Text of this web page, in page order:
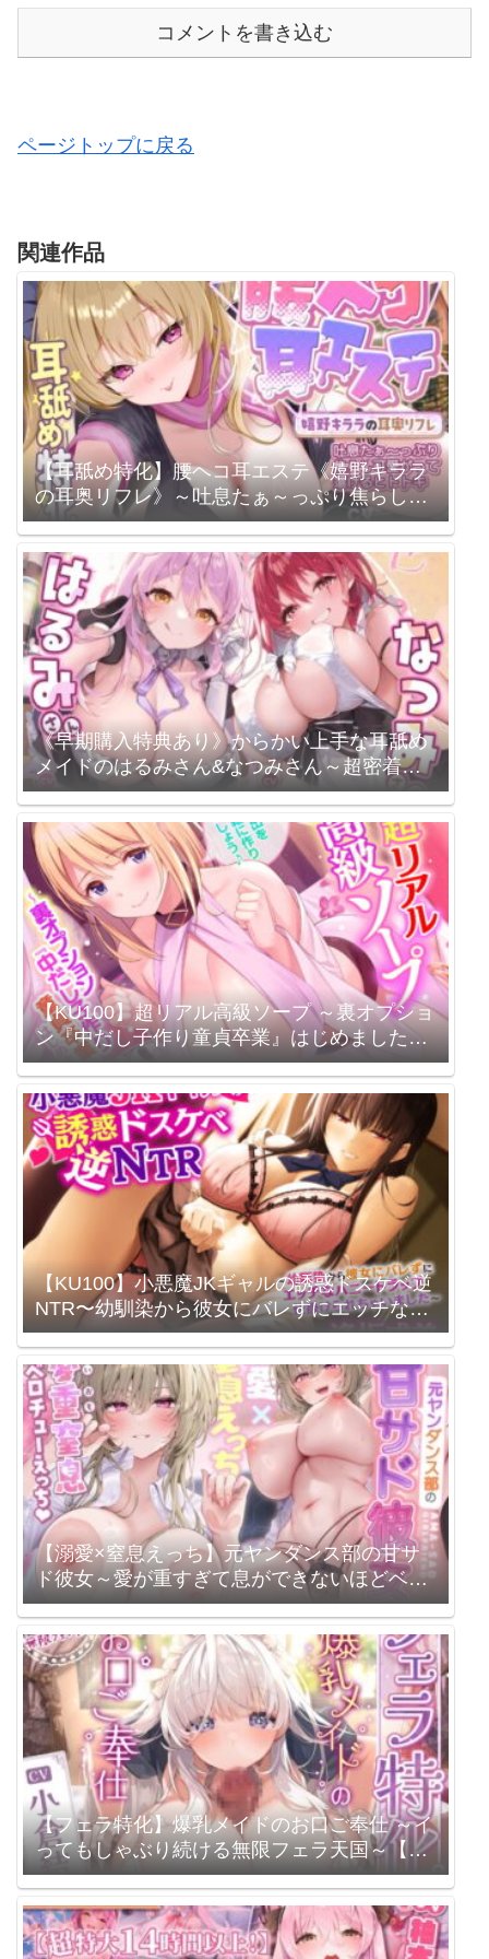
コメントを書き込む
ページトップに戻る
関連作品
【耳舐め特化】腰ヘコ耳エステ《嬉野キララ
の耳奥リフレ》～吐息たぁ～っぷり焦らし可
愛がって蕩けるヒトトキ～《!3大購入特典!》
《早期購入特典あり》からかい上手な耳舐め
メイドのはるみさん&なつみさん～超密着し
ながらネットリ焦らして我慢できなかったら
ラブペナルティ!～【プレミアムシリーズ】
スタジオりふれぼ / 柚木つばめ 陽向葵ゅか
【KU100】超リアル高級ソープ ～裏オプショ
ン『中だし子作り童貞卒業』はじめました～
/ スタジオりふれぼ / 浪実みお
【KU100】小悪魔JKギャルの誘惑ドスケベ逆
NTR〜幼馴染から彼女にバレずにエッチなハ
ニートラップ仕掛けられちゃいました〜 / ス
【溺愛×窒息えっち】元ヤンダンス部の甘サ
ド彼女～愛が重すぎて息ができないほどベロ
チューしながら甘々窒息えっちされる俺～
《3大早期特典付き》 スタジオりふれぼ / 伊
倉える
【フェラ特化】爆乳メイドのお口ご奉仕 ～イ
ってもしゃぶり続ける無限フェラ天国～【3
大購入特典アリ!】 スタジオりふれぼ / 小倉結